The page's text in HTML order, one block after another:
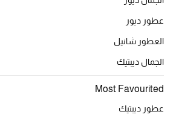
الحقائب النسائية
عطور ديور
العطور شانيل
الجمال ديبتيك
Most Favourited
عطور ديبتيك